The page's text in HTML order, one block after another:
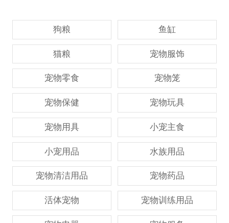
狗粮 鱼缸
猫粮 宠物服饰
宠物零食 宠物笼
宠物保健 宠物玩具
宠物用具 小宠主食
小宠用品 水族用品
宠物清洁用品 宠物药品
活体宠物 宠物训练用品